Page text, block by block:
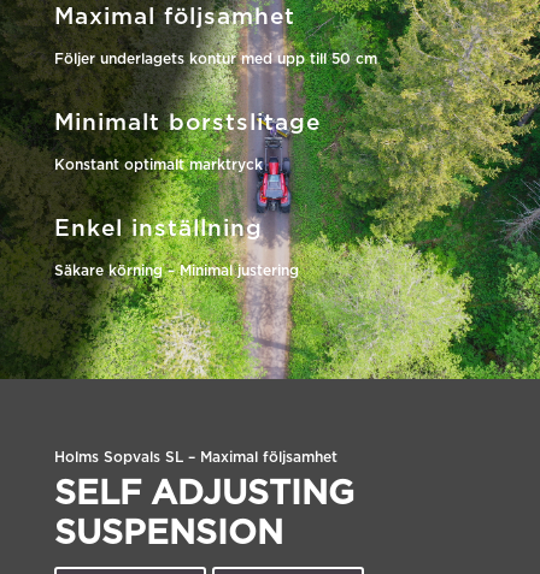
Maximal följsamhet
Följer underlagets kontur med upp till 50 cm
Minimalt borstslitage
Konstant optimalt marktryck
Enkel inställning
Säkare körning – Minimal justering
Holms Sopvals SL – Maximal följsamhet
SELF ADJUSTING
SUSPENSION